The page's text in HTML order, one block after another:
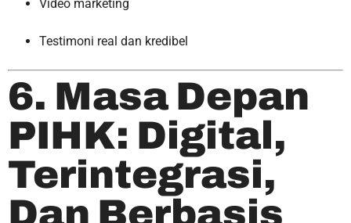
Video marketing
Testimoni real dan kredibel
6. Masa Depan
PIHK: Digital,
Terintegrasi,
Dan Berbasis